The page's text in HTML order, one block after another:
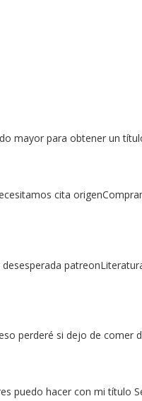
mayor para obtener un
cita
perderé si dejo de comer
puedo hacer con mi título